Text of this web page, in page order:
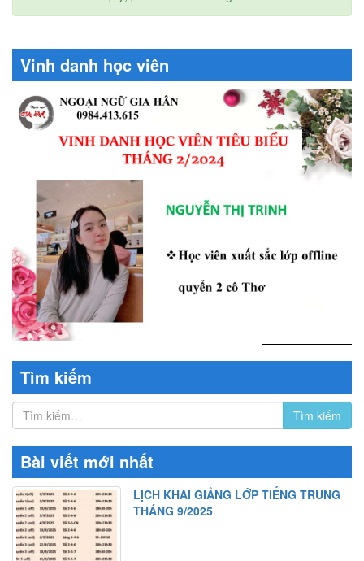
Vinh danh học viên
Tìm kiếm
Bài viết mới nhất
LỊCH KHAI GIẢNG LỚP TIẾNG TRUNG
THÁNG 9/2025